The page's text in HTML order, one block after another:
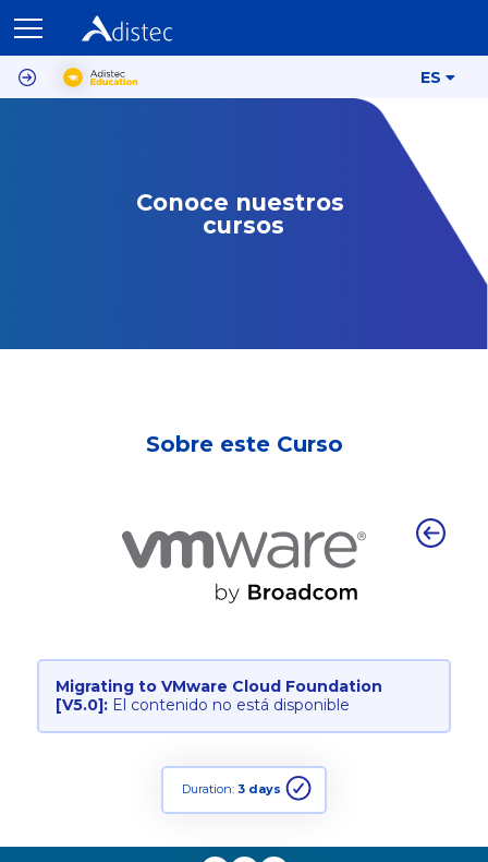
ES
Conoce nuestros
cursos
Sobre este Curso
Migrating to VMware Cloud Foundation
[V5.0]: El contenido no está disponible
Duration: 3 days